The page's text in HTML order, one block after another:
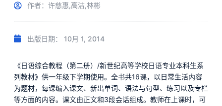
作者：许慈惠,高洁,林彬
出版日期： 10月 1, 2014
《日语综合教程（第二册）/新世纪高等学校日语专业本科生系
列教材》供一年级下学期使用。全书共16课，以日常生活内容
为题材，每课编入课文、新出单词、语法与句型、练习以及专栏
等方面的内容。课文由正文和3段会话组成。教师在上课时，可